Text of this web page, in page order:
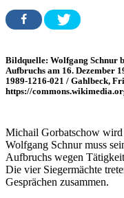
Bildquelle: Wolfgang Schnur
Aufbruchs am 16. Dezember
1989-1216-021 / Gahlbeck,
https://
Michail Gorbatschow wird
Wolfgang Schnur muss
Aufbruchs wegen
Die vier Siegermächte
Gesprächen zusammen.